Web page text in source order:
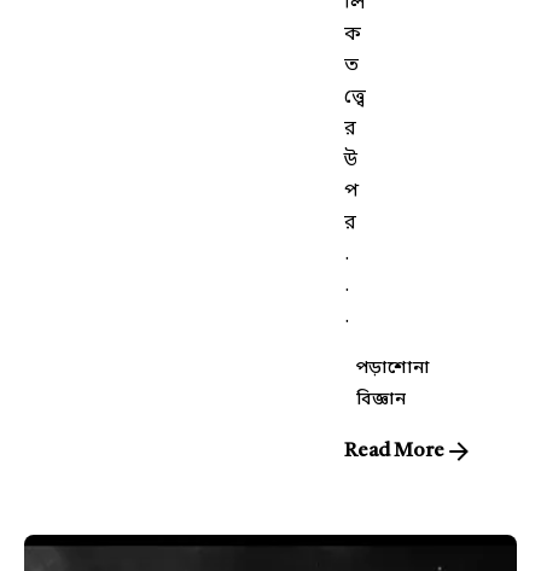
ক
ত
ত্ত্বে
র
উ
প
র
.
.
.
পড়াশোনা
বিজ্ঞান
Read More